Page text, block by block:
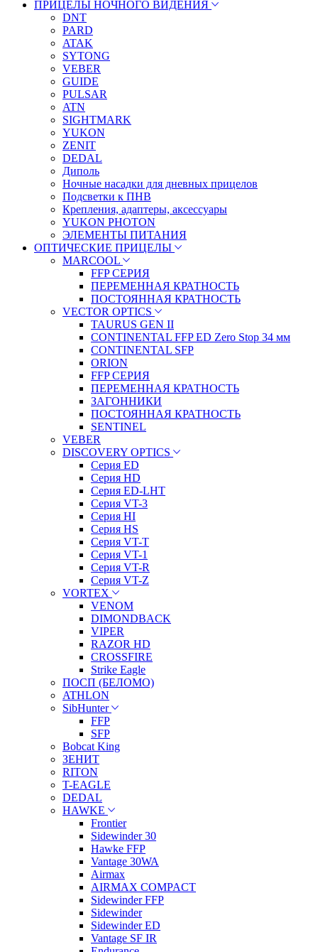
ПРИЦЕЛЫ НОЧНОГО ВИДЕНИЯ
DNT
PARD
ATAK
SYTONG
VEBER
GUIDE
PULSAR
ATN
SIGHTMARK
YUKON
ZENIT
DEDAL
Диполь
Ночные насадки для дневных прицелов
Подсветки к ПНВ
Крепления, адаптеры, аксессуары
YUKON PHOTON
ЭЛЕМЕНТЫ ПИТАНИЯ
ОПТИЧЕСКИЕ ПРИЦЕЛЫ
MARCOOL
FFP СЕРИЯ
ПЕРЕМЕННАЯ КРАТНОСТЬ
ПОСТОЯННАЯ КРАТНОСТЬ
VECTOR OPTICS
TAURUS GEN II
CONTINENTAL FFP ED Zero Stop 34 мм
CONTINENTAL SFP
ORION
FFP СЕРИЯ
ПЕРЕМЕННАЯ КРАТНОСТЬ
ЗАГОННИКИ
ПОСТОЯННАЯ КРАТНОСТЬ
SENTINEL
VEBER
DISCOVERY OPTICS
Серия ED
Серия HD
Серия ED-LHT
Серия VT-3
Серия HI
Серия HS
Серия VT-T
Серия VT-1
Серия VT-R
Серия VT-Z
VORTEX
VENOM
DIMONDBACK
VIPER
RAZOR HD
CROSSFIRE
Strike Eagle
ПОСП (БЕЛОМО)
ATHLON
SibHunter
FFP
SFP
Bobcat King
ЗЕНИТ
RITON
T-EAGLE
DEDAL
HAWKE
Frontier
Sidewinder 30
Hawke FFP
Vantage 30WA
Airmax
AIRMAX COMPACT
Sidewinder FFP
Sidewinder
Sidewinder ED
Vantage SF IR